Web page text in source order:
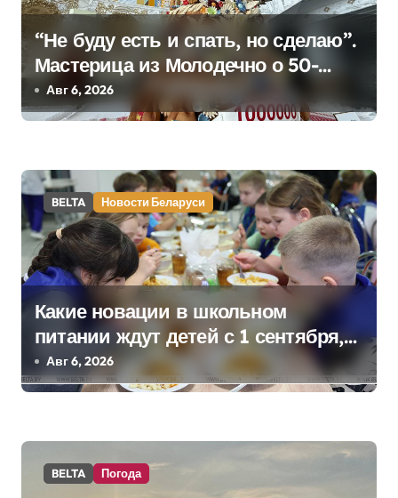
я
п
о
а
п
и
с
я
м
“Не буду есть и спать, но сделаю”.
Мастерица из Молодечно о 50-
килограммовом каравае для
Дворца Независимости
Авг 6, 2026
BELTA Новости Беларуси
Какие новации в школьном
питании ждут детей с 1 сентября,
рассказали в правительстве
Авг 6, 2026
BELTA Погода